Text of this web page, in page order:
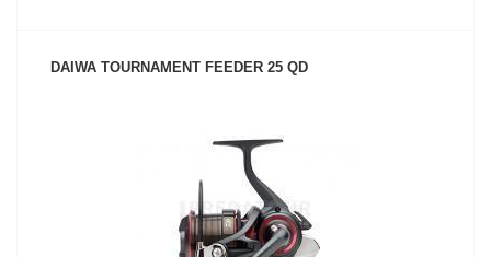
DAIWA TOURNAMENT FEEDER 25 QD
VOIR LE PRODUIT